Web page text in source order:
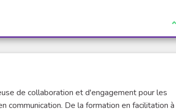
I
de collaboration et d'engagement pour les
De la formation en facilitation à